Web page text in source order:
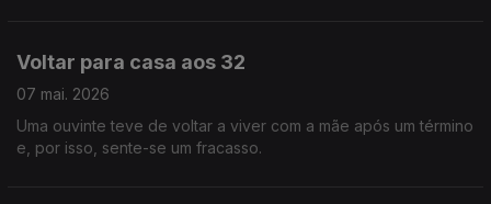
Voltar para casa aos 32
07 mai. 2026
Uma ouvinte teve de voltar a viver com a mãe após um término
e, por isso, sente-se um fracasso.